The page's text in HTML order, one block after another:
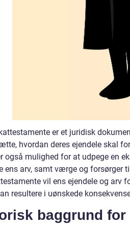
er et juridisk
hvordan deres ejendele skal
også mulighed for at udpege en
ens arv, samt værge og forsørger
vil ens ejendele og arv
resultere i uønskede
baggrund for